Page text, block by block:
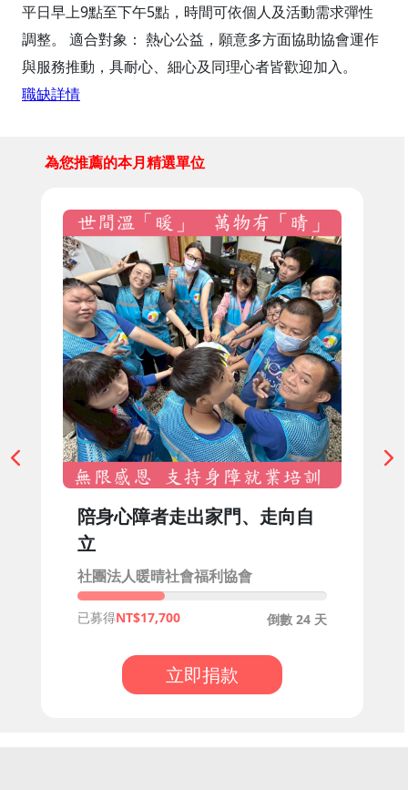
平日早上9點至下午5點，時間可依個人及活動需求彈性
調整。 適合對象： 熱心公益，願意多方面協助協會運作
與服務推動，具耐心、細心及同理心者皆歡迎加入。
職缺詳情
為您推薦的本月精選單位
陪身心障者走出家門、走向自
立
社團法人暖晴社會福利協會
倒數 24 天
已募得 17,700
立即捐款